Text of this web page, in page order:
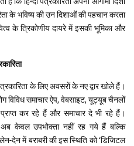
के भविष्य की उन दिशाओं की पहचान करता
के त्रिकोणीय दायरे में इसकी भूमिका और
के लिए अवसरों के नए द्वार खोले हैं।
विविध समाचार ऐप, वेबसाइट, यूट्यूब चैनलों
कर रहे हैं और समाचार दे भी रहे हैं।
केवल उपभोक्ता नहीं रह गये हैं बल्कि
देन में बराबरी की इस स्थिति को ‘डिजिटल